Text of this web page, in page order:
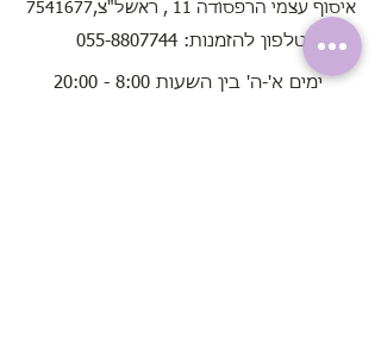
טלפון להזמנות: 055-8807744
איסוף עצמי הרפסודה 11 , ראשל"צ,7541677
ימים א'-ה' בין השעות 8:00 - 20:00